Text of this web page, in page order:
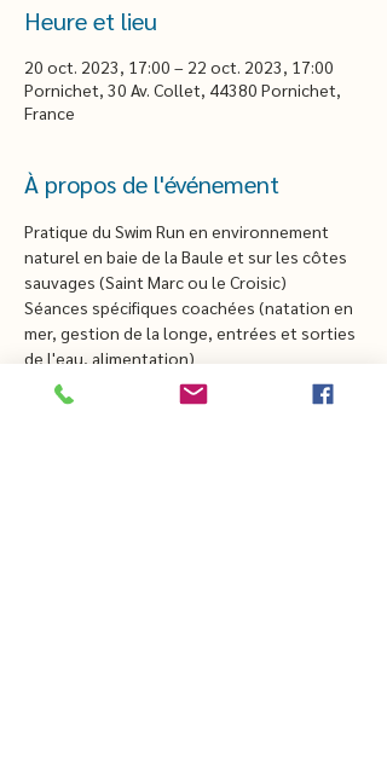
Heure et lieu
20 oct. 2023, 17:00 – 22 oct. 2023, 17:00
Pornichet, 30 Av. Collet, 44380 Pornichet,
France
À propos de l'événement
Pratique du Swim Run en environnement
naturel en baie de la Baule et sur les côtes
sauvages (Saint Marc ou le Croisic)
Séances spécifiques coachées (natation en
mer, gestion de la longe, entrées et sorties
de l'eau, alimentation)
Matériel à tester ou à acheter (ARK Sports
sur demande)